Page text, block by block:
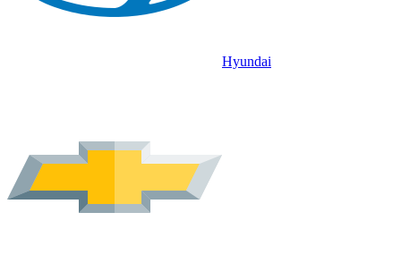
Hyundai